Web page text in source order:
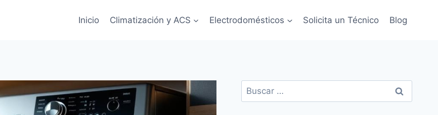
Inicio Climatización y ACS Electrodomésticos Solicita un Técnico Blog
Buscar: